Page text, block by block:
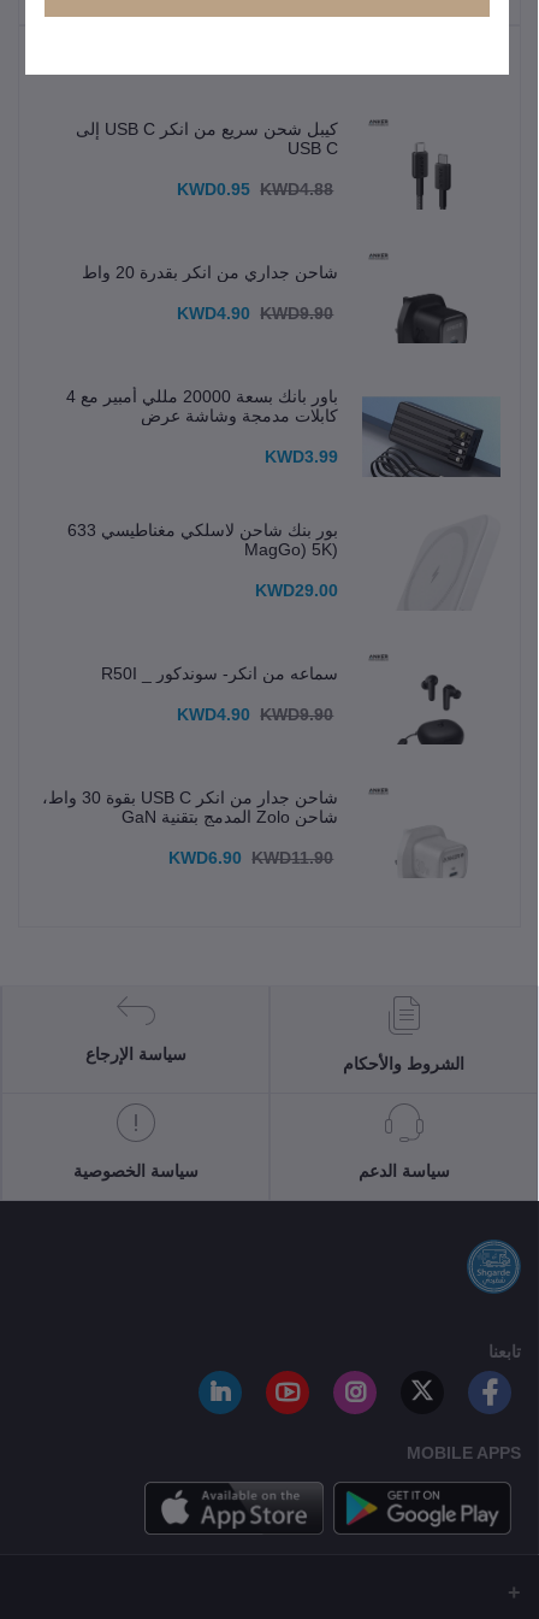
كيبل شحن سريع من انكر USB C إلى
USB C
KWD0.95 KWD4.88
شاحن جداري من انكر بقدرة 20 واط
KWD4.90 KWD9.90
باور بانك بسعة 20000 مللي أمبير مع 4
كابلات مدمجة وشاشة عرض
KWD3.99
بور بنك شاحن لاسلكي مغناطيسي 633
(MagGo) 5K
KWD29.00
سماعه من انكر- سوندكور _ R50I
KWD4.90 KWD9.90
شاحن جدار من انكر USB C بقوة 30 واط،
شاحن Zolo المدمج بتقنية GaN
KWD6.90 KWD11.90
الشروط والأحكام
سياسة الإرجاع
سياسة الدعم سياسة الخصوصية
تابعنا
MOBILE APPS